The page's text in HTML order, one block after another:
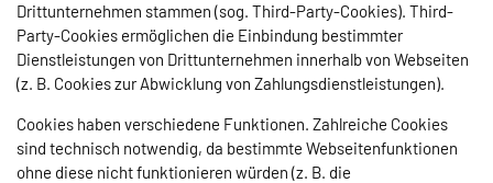
Drittunternehmen stammen (sog. Third-Party-Cookies). Third-
Party-Cookies ermöglichen die Einbindung bestimmter
Dienstleistungen von Drittunternehmen innerhalb von Webseiten
(z. B. Cookies zur Abwicklung von Zahlungsdienstleistungen).
Cookies haben verschiedene Funktionen. Zahlreiche Cookies
sind technisch notwendig, da bestimmte Webseitenfunktionen
ohne diese nicht funktionieren würden (z. B. die